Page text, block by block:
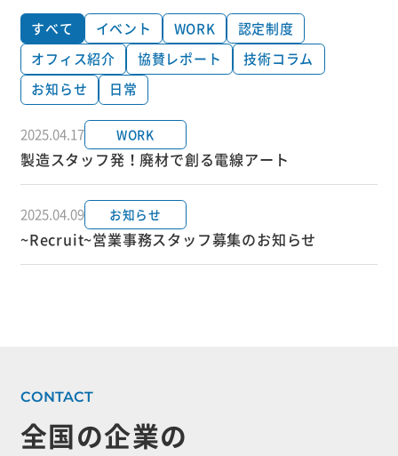
すべて イベント WORK
認定制度
オフィス紹介
協賛レポート
技術コラム
お知らせ
日常
2025.04.17 WORK
製造スタッフ発！廃材で創る電線アート
2025.04.09 お知らせ
~Recruit~営業事務スタッフ募集のお知らせ
全国の企業の